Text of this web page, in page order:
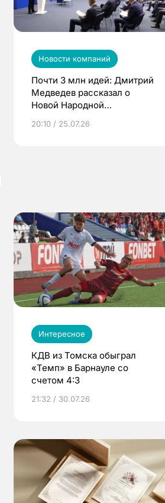
Новости компаний
Почти 3 млн идей: Дмитрий
Медведев рассказал о
Новой Народной
20:10 / 25.07.26
Интересное
КДВ из Томска обыграл
«Темп» в Барнауле со
счетом 4:3
21:32 / 30.07.26